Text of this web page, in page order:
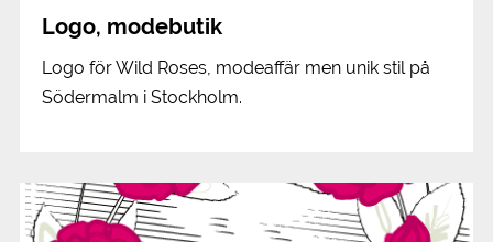
Logo, modebutik
Logo för Wild Roses, modeaffär men unik stil på
Södermalm i Stockholm.